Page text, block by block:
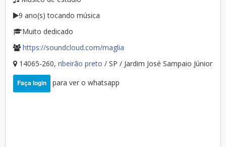
9 ano(s) tocando música
Muito dedicado
https://soundcloud.com/maglia
14065-260, ribeirão preto / SP / Jardim José Sampaio Júnior
Faça login para ver o whatsapp